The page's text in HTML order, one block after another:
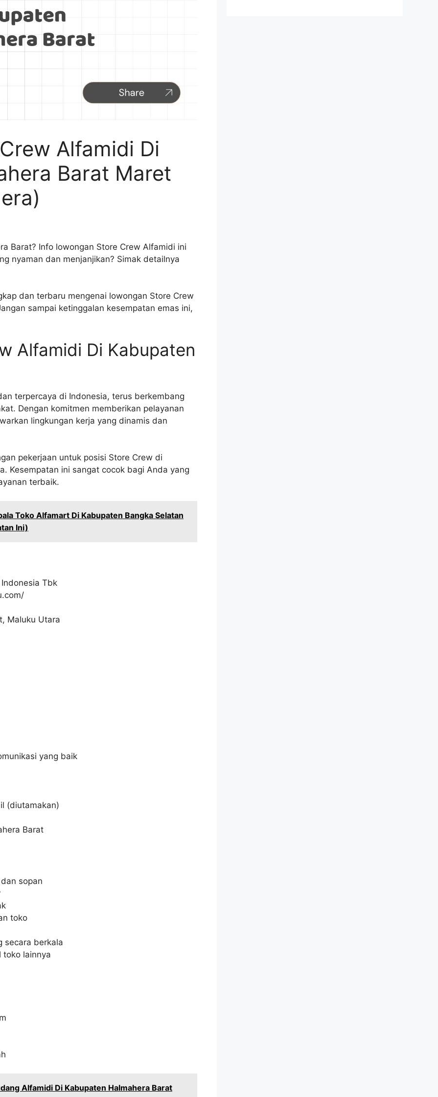
Alfamidi Di
Barat Maret
Barat? Info lowongan Store Crew Alfamidi ini
nyaman dan menjanjikan? Simak detailnya
dan terbaru mengenai lowongan Store Crew
sampai ketinggalan kesempatan emas ini,
Alfamidi Di Kabupaten
terpercaya di Indonesia, terus berkembang
Dengan komitmen memberikan pelayanan
lingkungan kerja yang dinamis dan
pekerjaan untuk posisi Store Crew di
Kesempatan ini sangat cocok bagi Anda yang
terbaik.
Toko Alfamart Di Kabupaten Bangka Selatan
Ini)
Tbk
Maluku Utara
yang baik
(diutamakan)
Barat
sopan
toko
secara berkala
toko lainnya
Alfamidi Di Kabupaten Halmahera Barat